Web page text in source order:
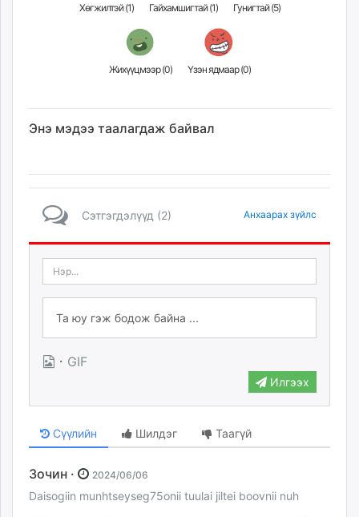
Хөгжилтэй (1) Гайхамшигтай (1) Гунигтай (5)
Жихүүцмээр (0) Үзэн ядмаар (0)
Энэ мэдээ таалагдаж байвал
Сэтгэгдэлүүд (2) Анхаарах зүйлс
· GIF
Илгээх
Сүүлийн Шилдэг Таагүй
Зочин · 2024/06/06
Daisogiin munhtseyseg75onii tuulai jiltei boovnii nuh